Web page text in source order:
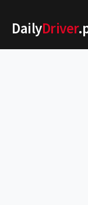
DailyDriver